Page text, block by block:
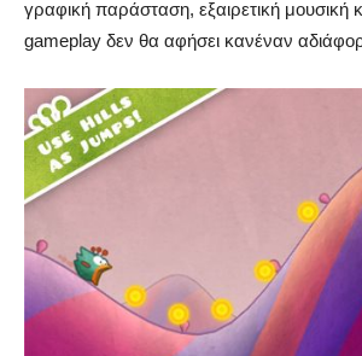
γραφική παράσταση, εξαιρετική μουσική
gameplay δεν θα αφήσει κανέναν